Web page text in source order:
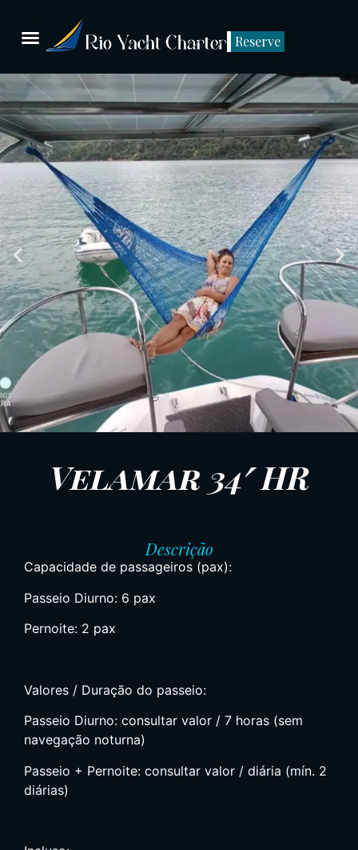
Reserve
Velamar 34′ HR
Descrição
Capacidade de passageiros (pax):
Passeio Diurno: 6 pax
Pernoite: 2 pax
Valores / Duração do passeio:
Passeio Diurno: consultar valor / 7 horas (sem
navegação noturna)
Passeio + Pernoite: consultar valor / diária (mín. 2
diárias)